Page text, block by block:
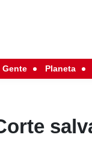
Gente Planeta